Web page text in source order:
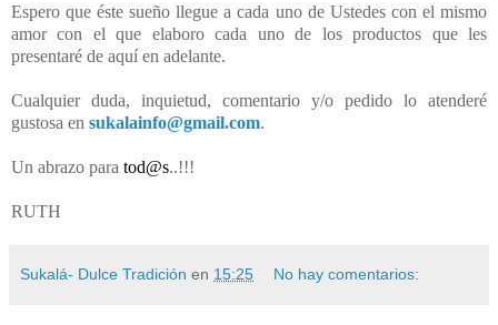
Espero que éste sueño llegue a cada uno de Ustedes con el mismo
amor con el que elaboro cada uno de los productos que les
presentaré de aquí en adelante.
Cualquier duda, inquietud, comentario y/o pedido lo atenderé
gustosa en sukalainfo@gmail.com.
Un abrazo para tod@s..!!!
RUTH
Sukalá- Dulce Tradición en 15:25 No hay comentarios: